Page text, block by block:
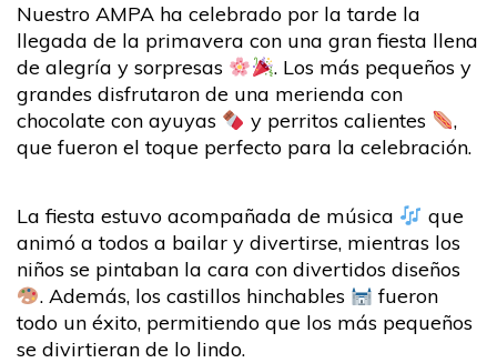
Nuestro AMPA ha celebrado por la tarde la
llegada de la primavera con una gran fiesta llena
de alegría y sorpresas
. Los más pequeños y
grandes disfrutaron de una merienda con
chocolate con ayuyas
y perritos calientes
,
que fueron el toque perfecto para la celebración.
La fiesta estuvo acompañada de música
que
animó a todos a bailar y divertirse, mientras los
niños se pintaban la cara con divertidos diseños
. Además, los castillos hinchables
fueron
todo un éxito, permitiendo que los más pequeños
se divirtieran de lo lindo.